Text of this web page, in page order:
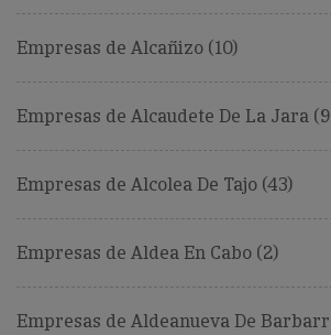
Empresas de Alcañizo (10)
Empresas de Alcaudete De La Jara
Empresas de Alcolea De Tajo (43)
Empresas de Aldea En Cabo (2)
Empresas de Aldeanueva De